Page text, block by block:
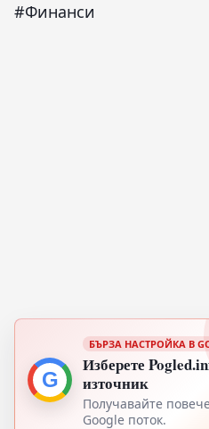
#Финанси
G
БЪРЗА НАСТРОЙКА В
Изберете
източник
Получавайте
Google поток.